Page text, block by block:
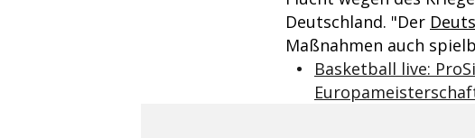
Deutschland. "Der
Maßnahmen auch
Basketball live: